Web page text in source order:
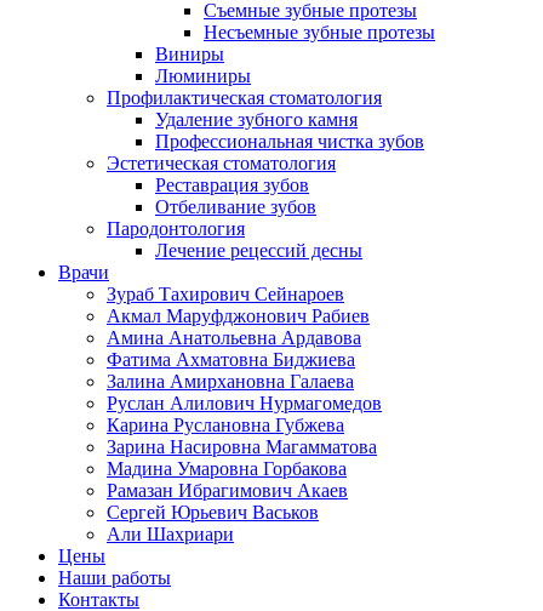
Съемные зубные протезы
Несъемные зубные протезы
Виниры
Люминиры
Профилактическая стоматология
Удаление зубного камня
Профессиональная чистка зубов
Эстетическая стоматология
Реставрация зубов
Отбеливание зубов
Пародонтология
Лечение рецессий десны
Врачи
Зураб Тахирович Сейнароев
Акмал Маруфджонович Рабиев
Амина Анатольевна Ардавова
Фатима Ахматовна Биджиева
Залина Амирхановна Галаева
Руслан Алилович Нурмагомедов
Карина Руслановна Губжева
Зарина Насировна Магамматова
Мадина Умаровна Горбакова
Рамазан Ибрагимович Акаев
Сергей Юрьевич Васьков
Али Шахриари
Цены
Наши работы
Контакты